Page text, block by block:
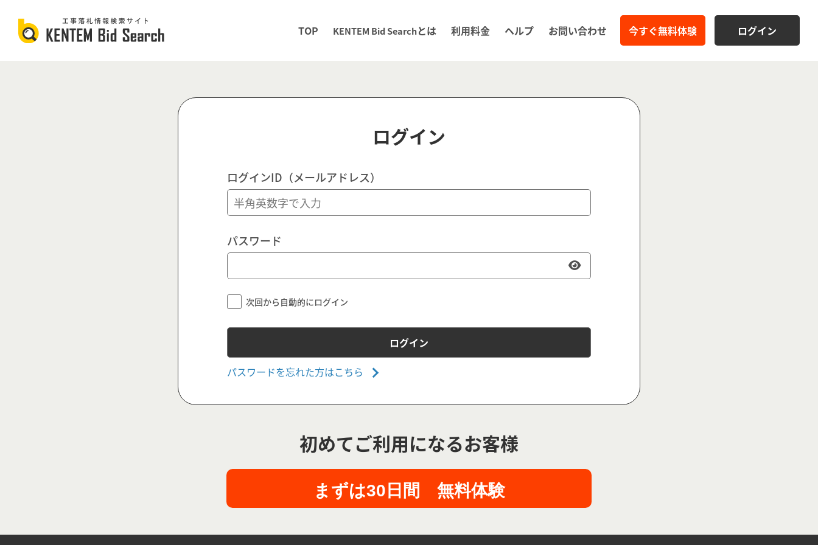
TOP KENTEM Bid Searchとは 利用料金 ヘルプ お問い合わせ 今すぐ無料体験 ログイン
ログイン
ログインID（メールアドレス）
パスワード
次回から自動的にログイン
パスワードを忘れた方はこちら
初めてご利用になるお客様
まずは30日間 無料体験